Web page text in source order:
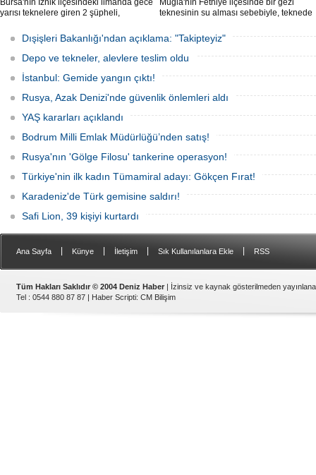
Bursa'nın İznik ilçesindeki limanda gece
yarısı teknelere giren 2 şüpheli,
çaldı. Olay, güvenlik kameralarına
yansıdı, tekne sahiplerinin ihbarıyla
jandarma inceleme başlattı.
Muğla'nın Fethiye ilçesinde bir gezi
teknesinin su alması sebebiyle, teknede
teknenin batmaması için bölgede
kurtarma çalışması başlatıldı.
Dışişleri Bakanlığı'ndan açıklama: "Takipteyiz"
Depo ve tekneler, alevlere teslim oldu
İstanbul: Gemide yangın çıktı!
Rusya, Azak Denizi'nde güvenlik önlemleri aldı
YAŞ kararları açıklandı
Bodrum Milli Emlak Müdürlüğü’nden satış!
Rusya'nın 'Gölge Filosu' tankerine operasyon!
Türkiye'nin ilk kadın Tümamiral adayı: Gökçen Fırat!
Karadeniz'de Türk gemisine saldırı!
Safi Lion, 39 kişiyi kurtardı
Ana Sayfa Künye İletişim Sık Kullanılanlara Ekle RSS
Tüm Hakları Saklıdır © 2004 Deniz Haber | İzinsiz ve kaynak gösterilmeden
Tel : 0544 880 87 87 | Haber Scripti: CM Bilişim